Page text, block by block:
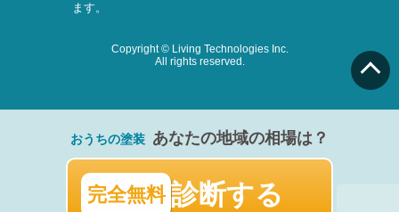
ます。
Copyright © Living Technologies Inc.
All rights reserved.
おうちの塗装 あなたの地域の相場は？
完全無料 診断する